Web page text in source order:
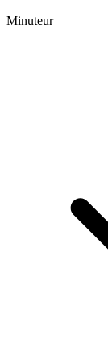
Minuteur